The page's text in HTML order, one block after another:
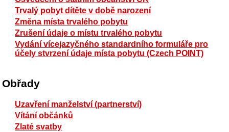
Trvalý pobyt dítěte v době narození
Změna místa trvalého pobytu
Zrušení údaje o místu trvalého pobytu
Vydání vícejazyčného standardního formuláře pro
účely stvrzení údaje místa pobytu (Czech POINT)
Obřady
Uzavření manželství (partnerství)
Vítání občánků
Zlaté svatby